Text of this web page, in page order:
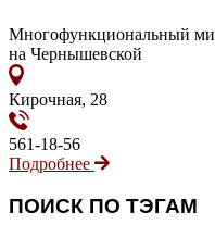
Многофункциональный
на Чернышевской
Кирочная, 28
561-18-56
Подробнее
ПОИСК ПО ТЭГАМ